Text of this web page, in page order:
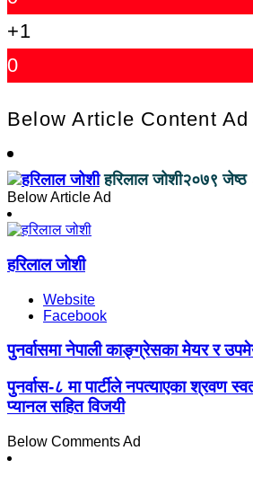
+1
0
Below Article Content Ad
हरिलाल जोशी२०७९ जेष्ठ
Below Article Ad
हरिलाल जोशी
Website
Facebook
पुनर्वासमा नेपाली काङ्ग्रेसका मेयर र
पुनर्वास-८ मा पार्टीले नपत्याएका श्रवण
प्यानल सहित विजयी
Below Comments Ad